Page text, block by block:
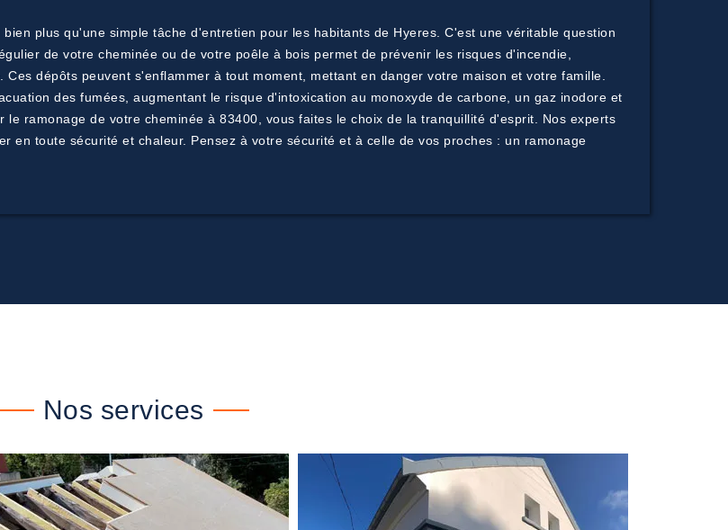
plus qu'une simple tâche d'entretien pour les habitants de Hyeres. C'est une véritable question
de votre cheminée ou de votre poêle à bois permet de prévenir les risques d'incendie,
dépôts peuvent s'enflammer à tout moment, mettant en danger votre maison et votre famille.
des fumées, augmentant le risque d'intoxication au monoxyde de carbone, un gaz inodore et
ramonage de votre cheminée à 83400, vous faites le choix de la tranquillité d'esprit. Nos experts
en toute sécurité et chaleur. Pensez à votre sécurité et à celle de vos proches : un ramonage
Nos services